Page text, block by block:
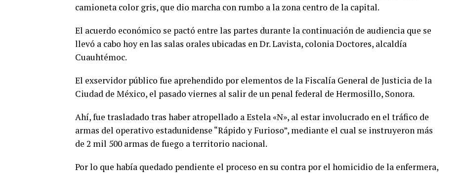
camioneta color gris, que dio marcha con rumbo a la zona centro de la capital.
El acuerdo económico se pactó entre las partes durante la continuación de audiencia que se
llevó a cabo hoy en las salas orales ubicadas en Dr. Lavista, colonia Doctores, alcaldía
Cuauhtémoc.
El exservidor público fue aprehendido por elementos de la Fiscalía General de Justicia de la
Ciudad de México, el pasado viernes al salir de un penal federal de Hermosillo, Sonora.
Ahí, fue trasladado tras haber atropellado a Estela «N», al estar involucrado en el tráfico de
armas del operativo estadunidense “Rápido y Furioso”, mediante el cual se instruyeron más
de 2 mil 500 armas de fuego a territorio nacional.
Por lo que había quedado pendiente el proceso en su contra por el homicidio de la enfermera,